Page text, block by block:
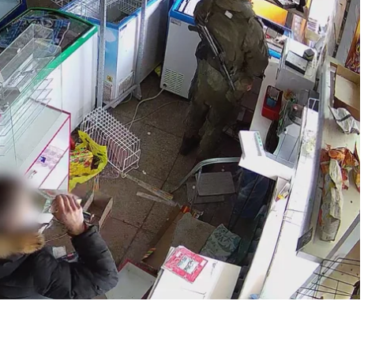
бюро розслідувань
вторгнення підозрюваний не з’явився на
місцем проживання в селі Нова Басань
почав дружити з росіянами та за попередньою
Звідти, за версією слідчих, він викрав
з напівдорогоцінних матеріалів.